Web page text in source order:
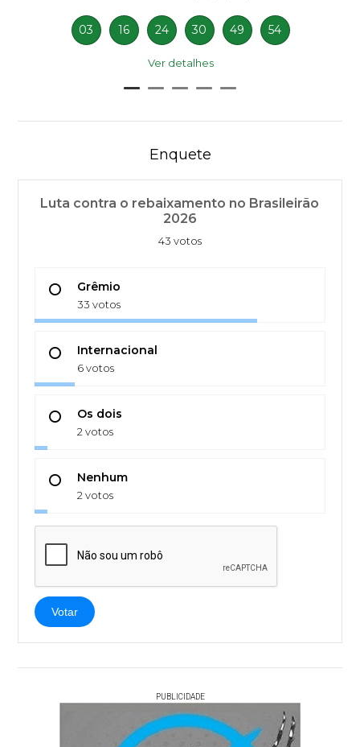
03 16 24 30 49 54
Ver detalhes
Enquete
Luta contra o rebaixamento no Brasileirão
2026
43 votos
Grêmio
33 votos
Internacional
6 votos
Os dois
2 votos
Nenhum
2 votos
Votar
PUBLICIDADE